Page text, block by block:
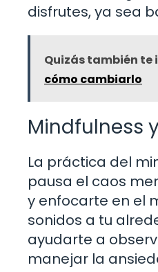
disfrutes, ya sea
Quizás también te
cómo cambiarlo
Mindfulness
La práctica del
pausa el caos
y enfocarte en el
sonidos a tu
ayudarte a
manejar la